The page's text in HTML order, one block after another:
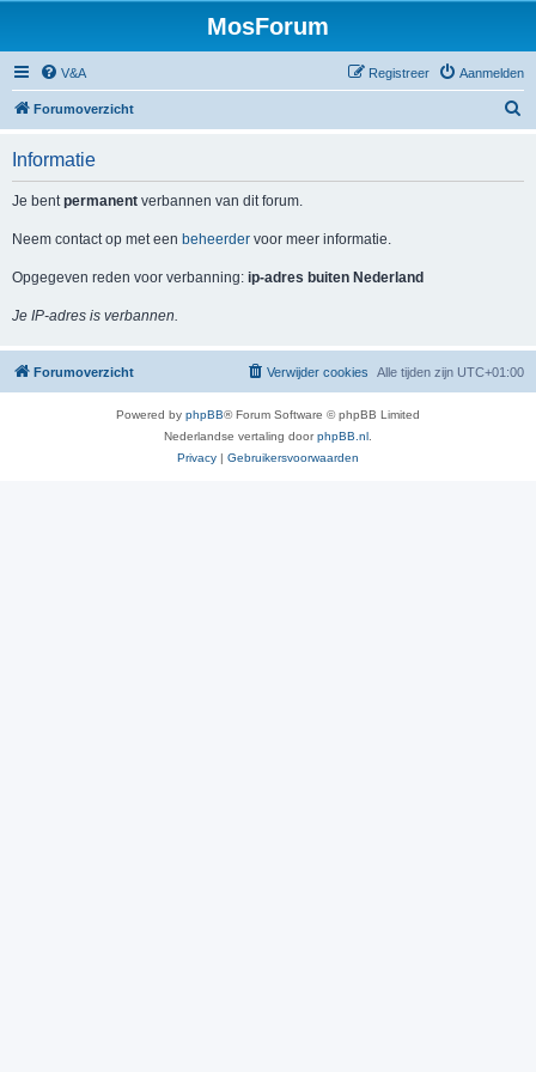
MosForum
V&A Aanmelden
Registreer
Forumoverzicht
Informatie
Je bentpermanent verbannen van dit forum.
Neem contact op met een beheerder voor meer informatie.
Opgegeven reden voor verbanning: ip-adres buiten Nederland
Je IP-adres is verbannen.
Forumoverzicht Alle tijden zijn UTC+01:00
Verwijder cookies
Powered by phpBB® Forum Software © phpBB Limited
Nederlandse vertaling doorphpBB.nl
Privacy | Gebruikersvoorwaarden